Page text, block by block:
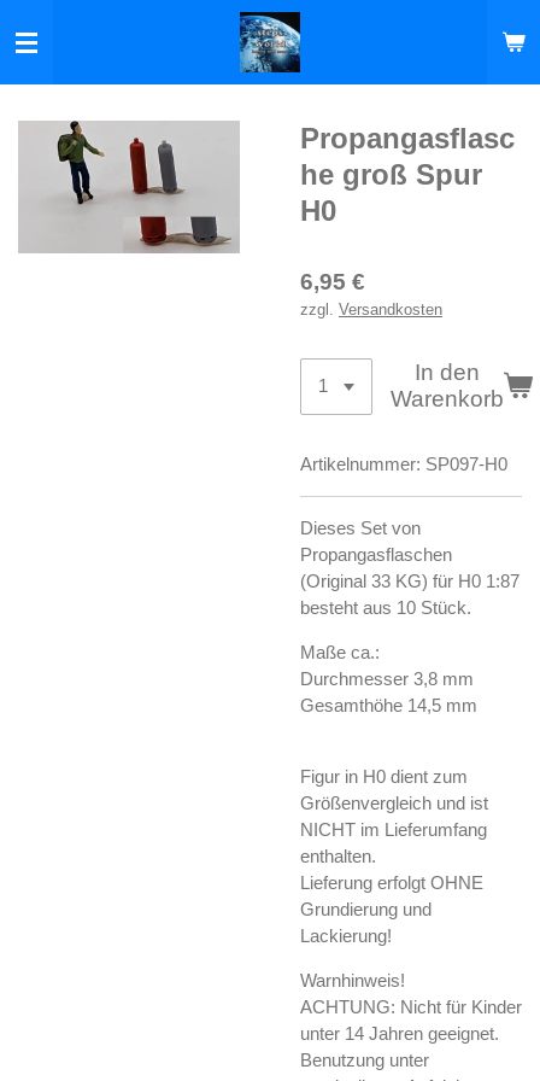
Hauptinhalt
Propangasflasc
he groß Spur
H0
6,95 €
zzgl. Versandkosten
In den
Warenkorb
Artikelnummer: SP097-H0
Dieses Set von
Propangasflaschen
(Original 33 KG) für H0 1:87
besteht aus 10 Stück.
Maße ca.:
Durchmesser 3,8 mm
Gesamthöhe 14,5 mm
Figur in H0 dient zum
Größenvergleich und ist
NICHT im Lieferumfang
enthalten.
Lieferung erfolgt OHNE
Grundierung und
Lackierung!
Warnhinweis!
ACHTUNG: Nicht für Kinder
unter 14 Jahren geeignet.
Benutzung unter